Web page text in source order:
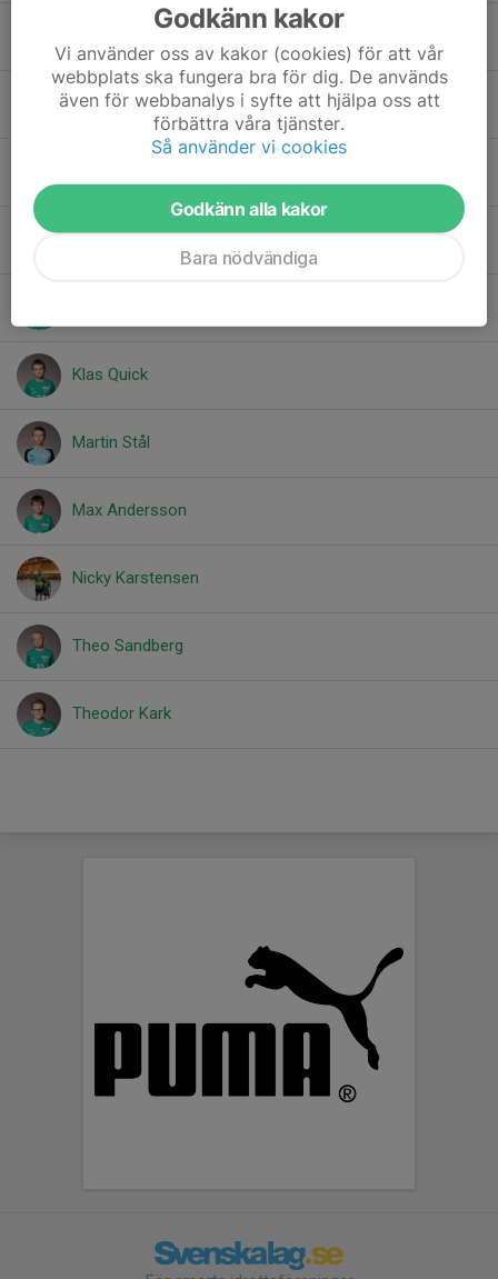
Gabriel Hedman
Hamza Losic
Klas Quick
Martin Stål
Max Andersson
Nicky Karstensen
Theo Sandberg
Theodor Kark
Godkänn kakor
Vi använder oss av kakor (cookies) för att vår
webbplats ska fungera bra för dig. De används
även för webbanalys i syfte att hjälpa oss att
förbättra våra tjänster.
Så använder vi cookies
Godkänn alla kakor
Bara nödvändiga